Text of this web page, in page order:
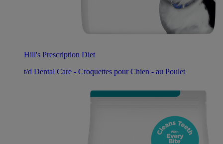
Hill's Prescription Diet
t/d Dental Care - Croquettes pour Chien - au Poulet